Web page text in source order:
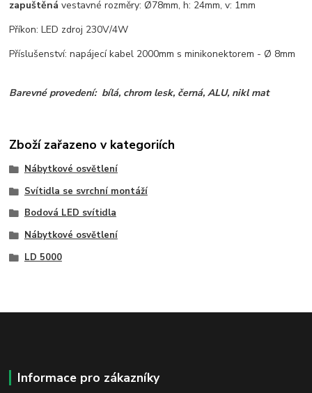
zapuštěná vestavné rozměry: Ø78mm, h: 24mm, v: 1mm
Příkon: LED zdroj 230V/4W
Příslušenství: napájecí kabel 2000mm s minikonektorem - Ø 8mm
Barevné provedení: bílá, chrom lesk, černá, ALU, nikl mat
Zboží zařazeno v kategoriích
Nábytkové osvětlení
Svítidla se svrchní montáží
Bodová LED svítidla
Nábytkové osvětlení
LD 5000
Informace pro zákazníky